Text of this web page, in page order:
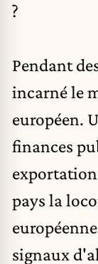
?
Pendant
incarné le
européen.
finances
pays la
signaux